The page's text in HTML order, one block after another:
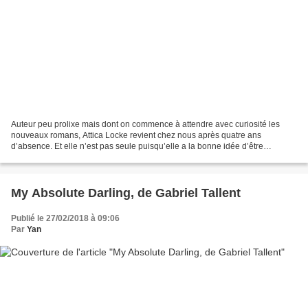
Auteur peu prolixe mais dont on commence à attendre avec curiosité les
nouveaux romans, Attica Locke revient chez nous après quatre ans
d’absence. Et elle n’est pas seule puisqu’elle a la bonne idée d’être
My Absolute Darling, de Gabriel Tallent
Publié le 27/02/2018 à 09:06
Par Yan